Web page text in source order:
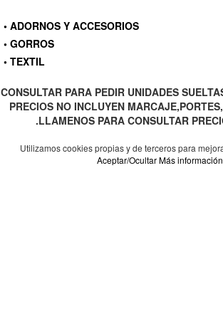
• ADORNOS Y ACCESORIOS
• GORROS
• TEXTIL
CONSULTAR PARA PEDIR UNIDADES
PRECIOS NO INCLUYEN
.LLAMENOS PARA CONSULTAR
Utilizamos cookies propias y de terceros para
Aceptar/Ocultar Más información